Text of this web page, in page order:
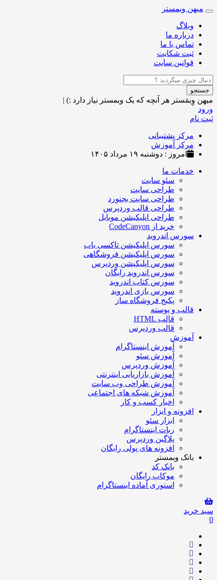
Toggle
navigation
میهن وبمستر
وبلاگ
درباره ما
تماس با ما
ثبت شکایت
قوانین سایت
جستجو
میهن وِبمَستر هر آنچه که یک وبمستر نیاز دارد :) |
ورود
ثبت نام
مرکز پشتیبانی
مرکز آموزش
امروز : دوشنبه ۱۹ مرداد ۱۴۰۵
خدمات ما
سئو سایت
طراحی سایت
طراحی سایت بجنورد
طراحی قالب وردپرس
طراحی اپلیکیشن موبایل
خرید از CodeCanyon
سورس اندروید
سورس اپلیکیشن تاکسی یاب
سورس اپلیکیشن فروشگاهی
سورس اپلیکیشن وردپرس
سورس اندروید رایگان
سورس کتاب اندروید
سورس بازی اندروید
پکیج فروشگاه ساز
قالب و پوسته
قالب HTML
قالب وردپرس
آموزش
آموزش اینستاگرام
آموزش سئو
آموزش وردپرس
آموزش بازاریابی اینترنتی
آموزش طراحی وب سایت
آموزش شبکه های اجتماعی
اخبار کسب و کار
افزونه و ابزار
ابزار سئو
ربات اینستاگرام
پلاگین وردپرس
افزونه های پولی رایگان
بانک وبمستر
بانک کد
موکاپ رایگان
استوری آماده اینستاگرام
سبد خرید
0